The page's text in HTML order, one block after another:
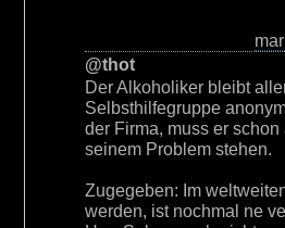
@thot
Der Alkoholiker bleibt
Selbsthilfegruppe
der Firma, muss er
seinem Problem stehen.
Zugegeben: Im
werden, ist nochmal ne